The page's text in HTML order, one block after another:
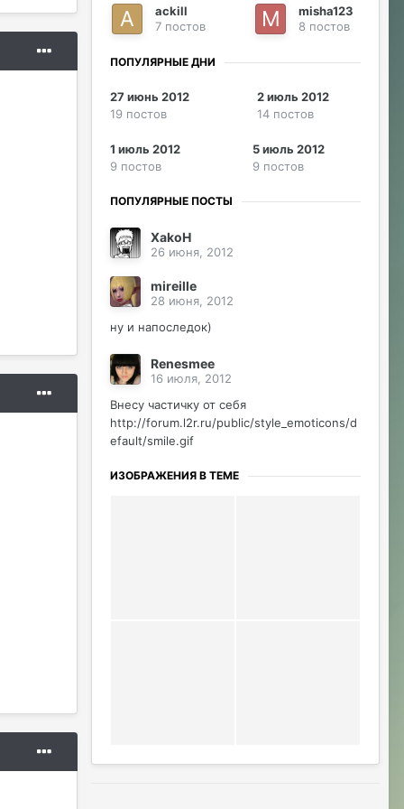
ackill
7 постов
misha123
8 постов
ПОПУЛЯРНЫЕ ДНИ
27 июнь 2012
19 постов
2 июль 2012
14 постов
1 июль 2012
9 постов
5 июль 2012
9 постов
ПОПУЛЯРНЫЕ ПОСТЫ
XakoH
26 июня, 2012
mireille
28 июня, 2012
ну и напоследок)
Renesmee
16 июля, 2012
Внесу частичку от себя
http://forum.l2r.ru/public/style_emoticons/d
efault/smile.gif
ИЗОБРАЖЕНИЯ В ТЕМЕ